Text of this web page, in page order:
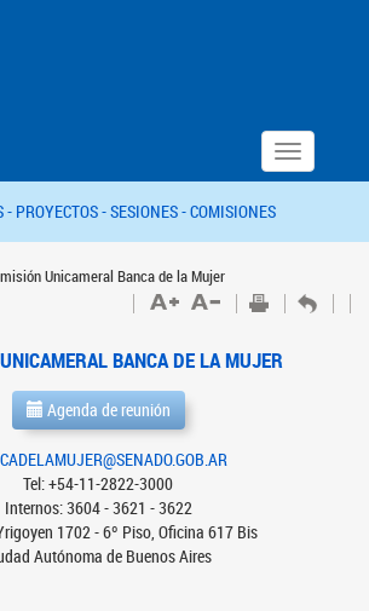
Toggle
navigation
- PROYECTOS -SESIONES -COMISIONES
Unicameral Banca de la Mujer
BANCA DE LA MUJER
Agenda de reunión
Tel: +54-11-2822-3000
Internos: 3604 - 3621 - 3622
1702 - 6º Piso, Oficina 617 Bis
Autónoma de Buenos Aires